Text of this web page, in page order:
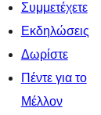
Συμμετέχετε
Εκδηλώσεις
Δωρίστε
Πέντε για το
Μέλλον